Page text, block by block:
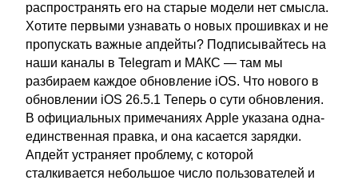
распространять его на старые модели нет смысла.
Хотите первыми узнавать о новых прошивках и не
пропускать важные апдейты? Подписывайтесь на
наши каналы в Telegram и МАКС — там мы
разбираем каждое обновление iOS. Что нового в
обновлении iOS 26.5.1 Теперь о сути обновления.
В официальных примечаниях Apple указана одна-
единственная правка, и она касается зарядки.
Апдейт устраняет проблему, с которой
сталкивается небольшое число пользователей и